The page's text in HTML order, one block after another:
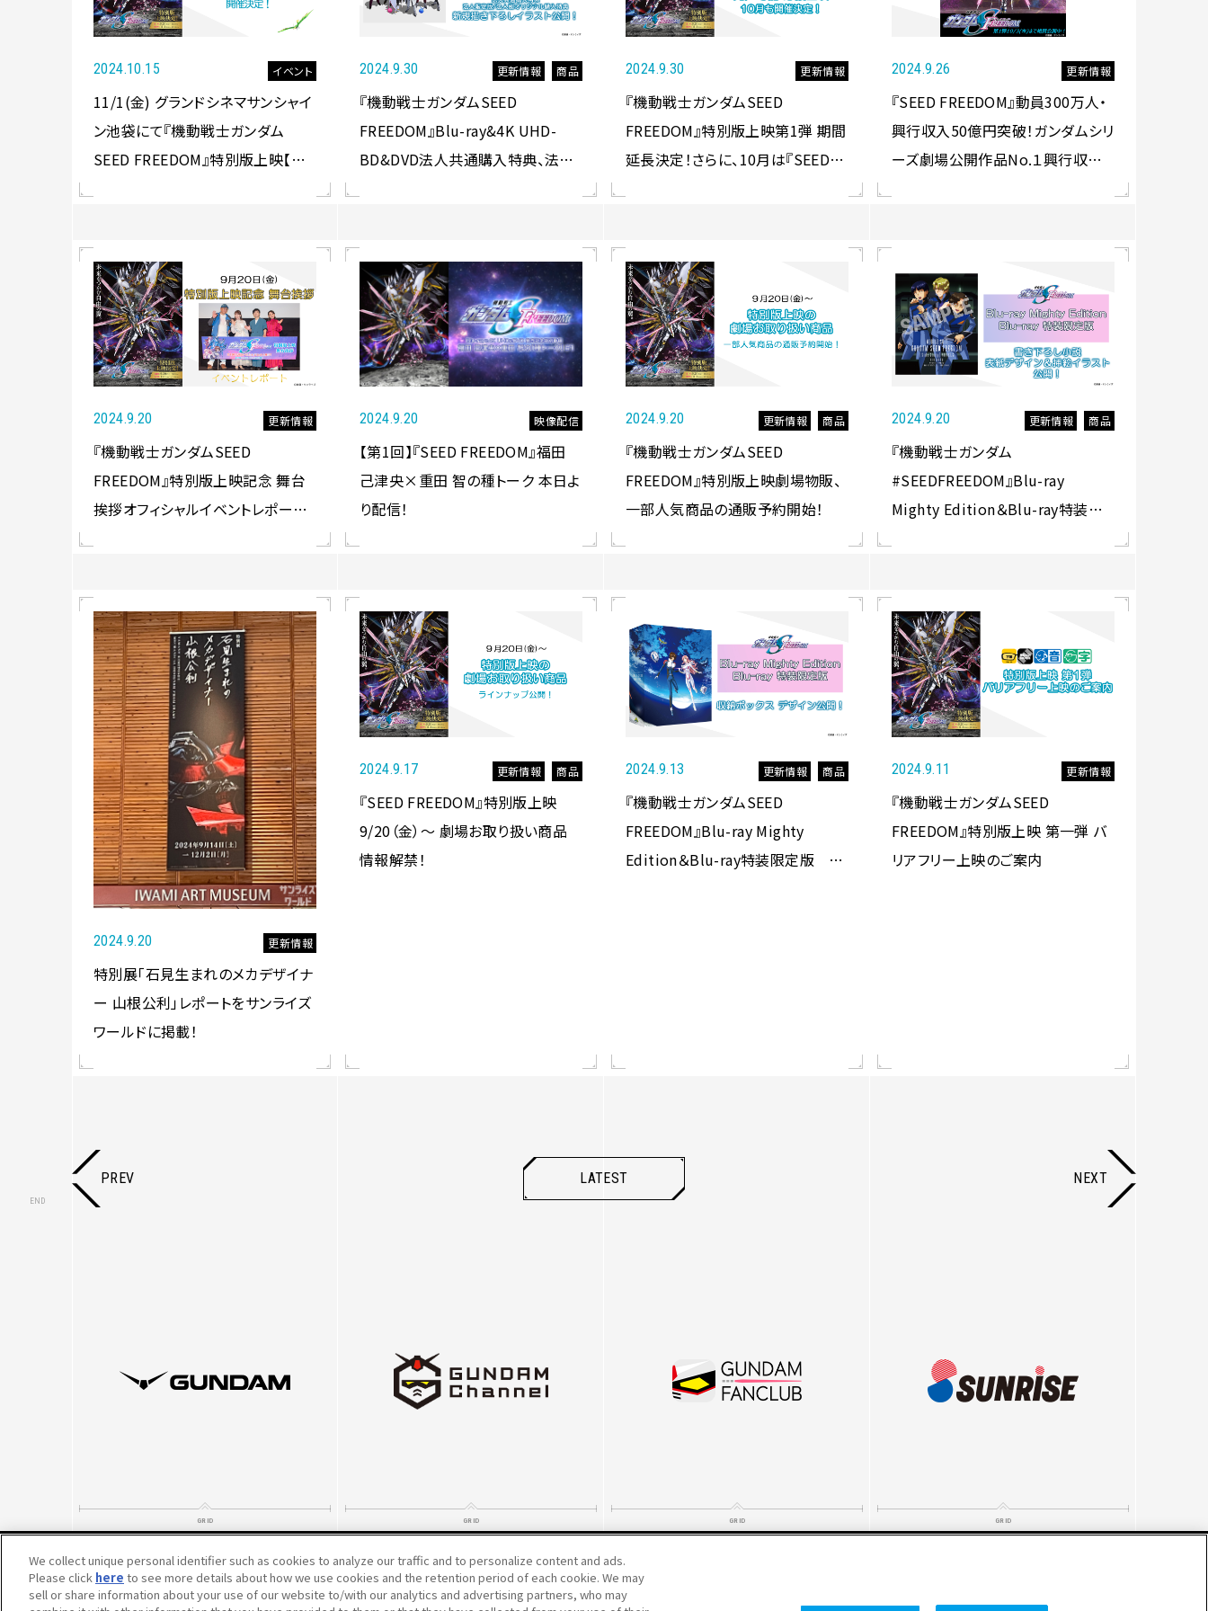
2024.10.15 イベント
11/1(金) グランドシネマサンシャイ
ン池袋にて『機動戦士ガンダム
SEED FREEDOM』特別版上映【第2
2024.9.30 更新情報 商品
『機動戦士ガンダムSEED
FREEDOM』Blu-ray&4K UHD-
BD&DVD法人共通購入特典、法人
2024.9.30 更新情報
『機動戦士ガンダムSEED
FREEDOM』特別版上映第1弾 期間
延長決定！さらに、10月は『SEED
2024.9.26 更新情報
『SEED FREEDOM』動員300万人・
興行収入50億円突破！ガンダムシリ
ーズ劇場公開作品No.１興行収入
2024.9.20 更新情報
『機動戦士ガンダムSEED
FREEDOM』特別版上映記念 舞台
挨拶オフィシャルイベントレポート
2024.9.20 映像配信
【第1回】『SEED FREEDOM』福田
己津央×重田 智の種トーク 本日よ
り配信！
2024.9.20 更新情報 商品
『機動戦士ガンダムSEED
FREEDOM』特別版上映劇場物販、
一部人気商品の通販予約開始！
2024.9.20 更新情報 商品
『機動戦士ガンダム
#SEEDFREEDOM』Blu-ray
Mighty Edition＆Blu-ray特装限
2024.9.20 更新情報
特別展「石見生まれのメカデザイナ
ー 山根公利」レポートをサンライズ
ワールドに掲載！
2024.9.17 更新情報 商品
『SEED FREEDOM』特別版上映
9/20（金）～ 劇場お取り扱い商品
情報解禁！
2024.9.13 更新情報 商品
『機動戦士ガンダムSEED
FREEDOM』Blu-ray Mighty
Edition＆Blu-ray特装限定版 収
2024.9.11 更新情報
『機動戦士ガンダムSEED
FREEDOM』特別版上映 第一弾 バ
リアフリー上映のご案内
PREV LATEST NEXT
※英表記につきまして、2022年10月5日より、一部キャラクター・メカの表記を本公式サイト掲載の内容で統一させていただきました。
※内容および画像の転載はお断りいたします。
We collect unique personal identifier such as cookies to analyze our traffic and to personalize content and ads.
Please click here to see more details about how we use cookies and the retention period of each cookie. We may
sell or share information about your use of our website to/with our analytics and advertising partners, who may